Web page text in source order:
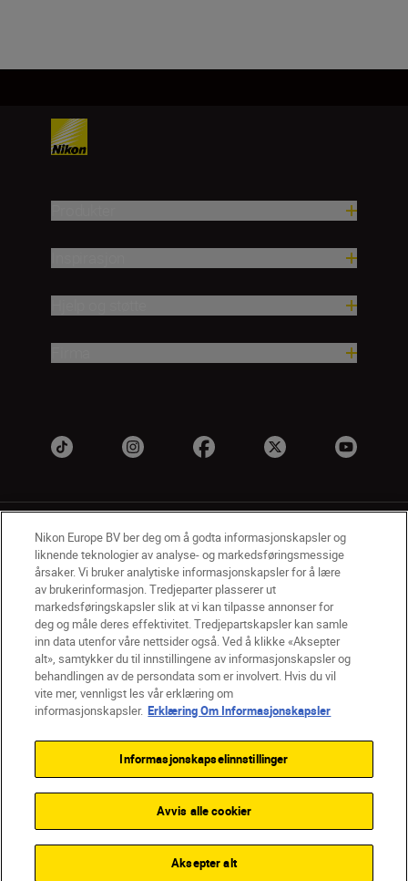
NO Nikon Sites
Kontakt oss Personvernerklæring
Bruksvilkår
Vilkår og betingelser for Nikon Store
Erklæring Om Informasjonskapsler
Tilgjengelighet
Innstillinger for informasjonskapsler
© 2026 Nikon
Back to top
Nikon Europe BV ber deg om å godta informasjonskapsler og
liknende teknologier av analyse- og markedsføringsmessige
årsaker. Vi bruker analytiske informasjonskapsler for å lære
av brukerinformasjon. Tredjeparter plasserer ut
markedsføringskapsler slik at vi kan tilpasse annonser for
deg og måle deres effektivitet. Tredjepartskapsler kan samle
inn data utenfor våre nettsider også. Ved å klikke «Aksepter
alt», samtykker du til innstillingene av informasjonskapsler og
behandlingen av de persondata som er involvert. Hvis du vil
vite mer, vennligst les vår erklæring om
informasjonskapsler. Erklæring Om Informasjonskapsler
Informasjonskapselinnstillinger
Avvis alle cookier
Aksepter alt